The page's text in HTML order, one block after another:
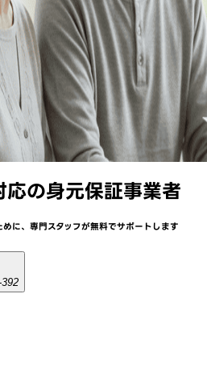
応の身元保証事業者
に、 専門スタッフが無料でサポートします